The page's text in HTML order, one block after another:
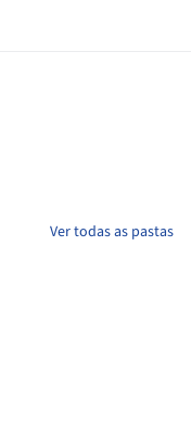
Ver todas as pastas